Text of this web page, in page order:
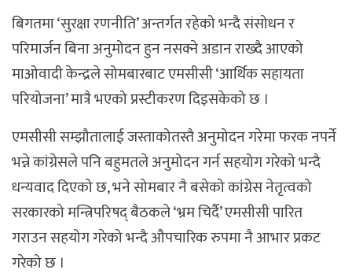
बिगतमा ‘सुरक्षा रणनीति’ अन्तर्गत रहेको भन्दै संसोधन र
परिमार्जन बिना अनुमोदन हुन नसक्ने अडान राख्दै आएको
माओवादी केन्द्रले सोमबारबाट एमसीसी ‘आर्थिक सहायता
परियोजना’ मात्रै भएको प्रस्टीकरण दिइसकेको छ ।
एमसीसी सम्झौतालाई जस्ताकोतस्तै अनुमोदन गरेमा फरक नपर्ने
भन्ने कांग्रेसले पनि बहुमतले अनुमोदन गर्न सहयोग गरेको भन्दै
धन्यवाद दिएको छ, भने सोमबार नै बसेको कांग्रेस नेतृत्वको
सरकारको मन्त्रिपरिषद् बैठकले ‘भ्रम चिर्दै’ एमसीसी पारित
गराउन सहयोग गरेको भन्दै औपचारिक रुपमा नै आभार प्रकट
गरेको छ ।